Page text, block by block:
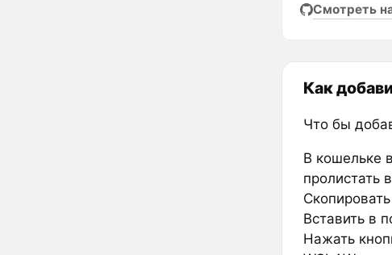
Смотреть
Как
Что бы
В кошельке
пролистать
Вставить в
Нажать